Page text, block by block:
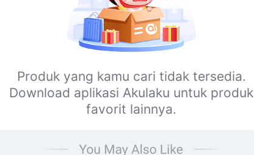
Produk yang kamu cari tidak tersedia.
Download aplikasi Akulaku untuk produk
favorit lainnya.